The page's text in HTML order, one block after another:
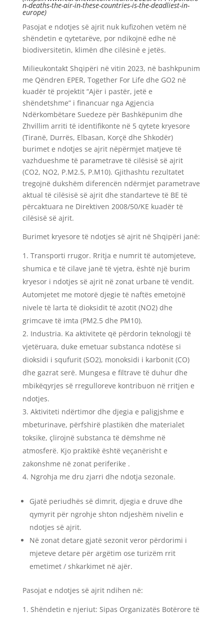
n-deaths-the-air-in-these-countries-is-the-deadliest-in-
europe)
Pasojat e ndotjes së ajrit nuk kufizohen vetëm në
shëndetin e qytetarëve, por ndikojnë edhe në
biodiversitetin, klimën dhe cilësinë e jetës.
Milieukontakt Shqipëri në vitin 2023, në bashkpunim
me Qëndren EPER, Together For Life dhe GO2 në
kuadër të projektit “Ajër i pastër, jetë e
shëndetshme” i financuar nga Agjencia
Ndërkombëtare Suedeze për Bashkëpunim dhe
Zhvillim arriti të identifikonte në 5 qytete kryesore
(Tiranë, Durrës, Elbasan, Korçë dhe Shkodër)
burimet e ndotjes se ajrit nëpërmjet matjeve të
vazhdueshme të parametrave të cilësisë së ajrit
(CO2, NO2, P.M2.5, P.M10). Gjithashtu rezultatet
tregojnë dukshëm diferencën ndërmjet parametrave
aktual të cilësisë së ajrit dhe standarteve të BE të
përcaktuara ne Direktiven 2008/50/KE kuadër të
cilësisë së ajrit.
Burimet kryesore të ndotjes së ajrit në Shqipëri janë:
Transporti rrugor. Rritja e numrit të automjeteve,
shumica e të cilave janë të vjetra, është një burim
kryesor i ndotjes së ajrit në zonat urbane të vendit.
Automjetet me motorë djegie të naftës emetojnë
nivele të larta të dioksidit të azotit (NO2) dhe
grimcave të imta (PM2.5 dhe PM10).
Industria. Ka aktivitete që përdorin teknologji të
vjetëruara, duke emetuar substanca ndotëse si
dioksidi i squfurit (SO2), monoksidi i karbonit (CO)
dhe gazrat serë. Mungesa e filtrave të duhur dhe
mbikëqyrjes së rregulloreve kontribuon në rritjen e
ndotjes.
Aktiviteti ndërtimor dhe djegia e paligjshme e
mbeturinave, përfshirë plastikën dhe materialet
toksike, çlirojnë substanca të dëmshme në
atmosferë. Kjo praktikë është veçanërisht e
zakonshme në zonat periferike .
Ngrohja me dru zjarri dhe ndotja sezonale.
Gjatë periudhës së dimrit, djegia e druve dhe
qymyrit për ngrohje shton ndjeshëm nivelin e
ndotjes së ajrit.
Në zonat detare gjatë sezonit veror përdorimi i
mjeteve detare për argëtim ose turizëm rrit
emetimet / shkarkimet në ajër.
Pasojat e ndotjes së ajrit ndihen në:
Shëndetin e njeriut: Sipas Organizatës Botërore të